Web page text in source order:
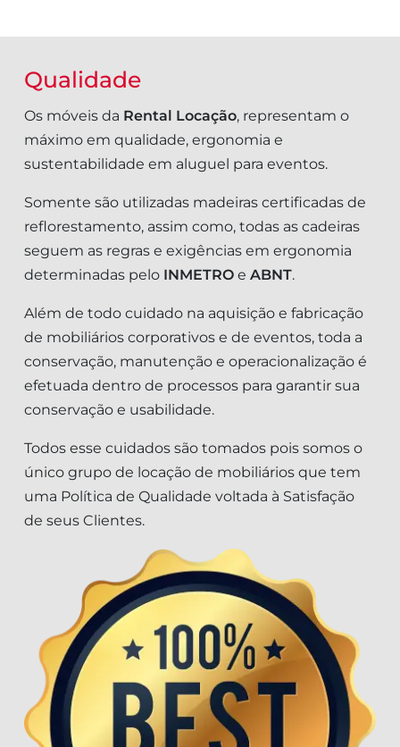
Qualidade
Os móveis da Rental Locação, representam o
máximo em qualidade, ergonomia e
sustentabilidade em aluguel para eventos.
Somente são utilizadas madeiras certificadas de
reflorestamento, assim como, todas as cadeiras
seguem as regras e exigências em ergonomia
determinadas pelo INMETRO e ABNT.
Além de todo cuidado na aquisição e fabricação
de mobiliários corporativos e de eventos, toda a
conservação, manutenção e operacionalização é
efetuada dentro de processos para garantir sua
conservação e usabilidade.
Todos esse cuidados são tomados pois somos o
único grupo de locação de mobiliários que tem
uma Política de Qualidade voltada à Satisfação
de seus Clientes.